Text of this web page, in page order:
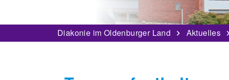
Diakonie im Oldenburger Land Aktuelles